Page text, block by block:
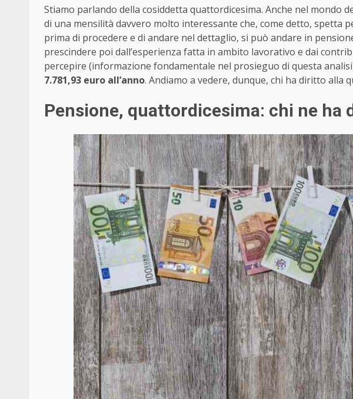
Stiamo parlando della cosiddetta quattordicesima. Anche nel mondo
di una mensilità davvero molto interessante che, come detto, spetta
prima di procedere e di andare nel dettaglio, si può andare in
prescindere poi dall’esperienza fatta in ambito lavorativo e dai
percepire (informazione fondamentale nel prosieguo di questa
7.781,93 euro all’anno. Andiamo a vedere, dunque, chi ha diritto alla
Pensione, quattordicesima: chi ne ha